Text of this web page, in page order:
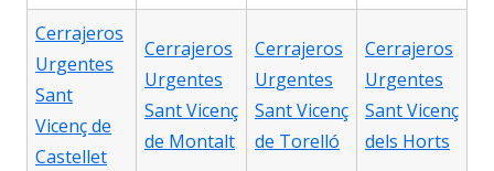
Cerrajeros
Urgentes
Sant
Vicenç de
Castellet
Cerrajeros
Urgentes
Sant Vicenç
de Montalt
Cerrajeros
Urgentes
Sant Vicenç
de Torelló
Cerrajeros
Urgentes
Sant Vicenç
dels Horts